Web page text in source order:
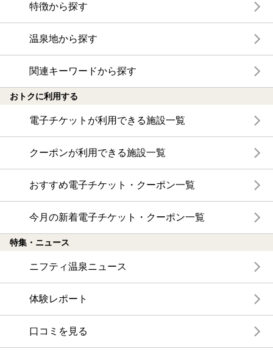
特徴から探す
温泉地から探す
関連キーワードから探す
おトクに利用する
電子チケットが利用できる施設一覧
クーポンが利用できる施設一覧
おすすめ電子チケット・クーポン一覧
今月の新着電子チケット・クーポン一覧
特集・ニュース
ニフティ温泉ニュース
体験レポート
口コミを見る